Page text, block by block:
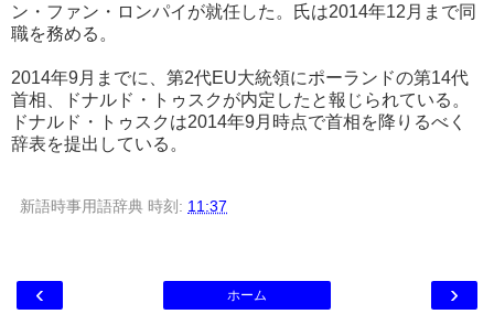
ン・ファン・ロンパイが就任した。氏は2014年12月まで同
職を務める。
2014年9月までに、第2代EU大統領にポーランドの第14代
首相、ドナルド・トゥスクが内定したと報じられている。
ドナルド・トゥスクは2014年9月時点で首相を降りるべく
辞表を提出している。
新語時事用語辞典 時刻: 11:37
‹ ›
ホーム